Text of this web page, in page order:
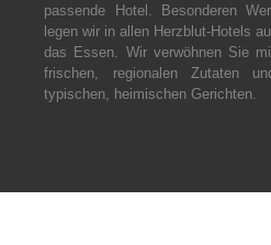
passende Hotel.
Besonderen
legen wir in allen Herzblut-Hotels
das Essen. Wir verwöhnen Sie
frischen, regionalen Zutaten
typischen, heimischen Gerichten.